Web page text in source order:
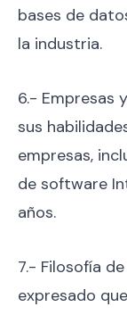
bases de
la industria.
6.- Empresas
sus
empresas,
de software
años.
7.- Filosofía
expresado